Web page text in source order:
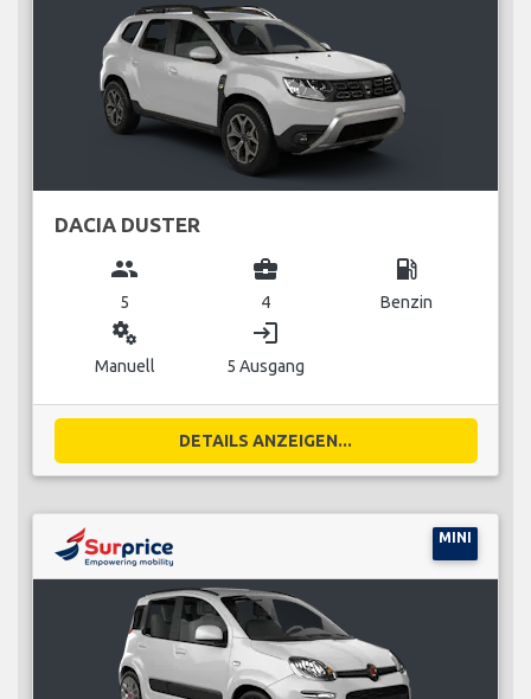
DACIA DUSTER
group
5
business_center
4
local_gas_station
Benzin
miscellaneous_services
Manuell
login
5 Ausgang
DETAILS ANZEIGEN...
MINI